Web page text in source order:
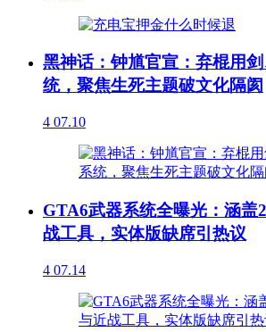
黑神话：钟馗官宣：弃棍用
统，聚焦生死主题破文化隔阂
4 07.10
GTA6武器系统全曝光：涵盖
战工具，实体版缺席引热议
4 07.14